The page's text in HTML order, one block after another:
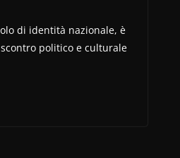
di identità nazionale, è
politico e culturale